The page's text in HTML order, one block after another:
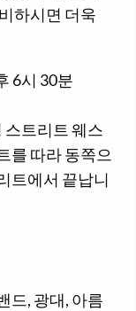
하시면 더욱
6시 30분
스트리트 웨스
를 따라 동쪽으
트에서 끝납니
드, 광대, 아름